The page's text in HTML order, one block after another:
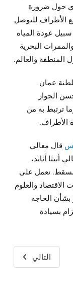
حول ضرورة
الأطراف للتوصل
عودة المياه
البحرية
المنطقة والعالم.
عمان
الجوار
ترتبط به من
الأطراف.
قال معالي
أنيتا أناند،
مسقط. نعمل على
الاقتصاد والعلوم
بشأن الحاجة
بسيادة
التالي